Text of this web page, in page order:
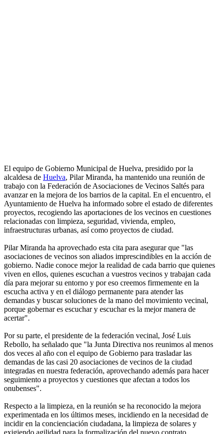
El equipo de Gobierno Municipal de Huelva, presidido por la
alcaldesa de Huelva, Pilar Miranda, ha mantenido una reunión de
trabajo con la Federación de Asociaciones de Vecinos Saltés para
avanzar en la mejora de los barrios de la capital. En el encuentro, el
Ayuntamiento de Huelva ha informado sobre el estado de diferentes
proyectos, recogiendo las aportaciones de los vecinos en cuestiones
relacionadas con limpieza, seguridad, vivienda, empleo,
infraestructuras urbanas, así como proyectos de ciudad.
Pilar Miranda ha aprovechado esta cita para asegurar que "las
asociaciones de vecinos son aliados imprescindibles en la acción de
gobierno. Nadie conoce mejor la realidad de cada barrio que quienes
viven en ellos, quienes escuchan a vuestros vecinos y trabajan cada
día para mejorar su entorno y por eso creemos firmemente en la
escucha activa y en el diálogo permanente para atender las
demandas y buscar soluciones de la mano del movimiento vecinal,
porque gobernar es escuchar y escuchar es la mejor manera de
acertar".
Por su parte, el presidente de la federación vecinal, José Luis
Rebollo, ha señalado que "la Junta Directiva nos reunimos al menos
dos veces al año con el equipo de Gobierno para trasladar las
demandas de las casi 20 asociaciones de vecinos de la ciudad
integradas en nuestra federación, aprovechando además para hacer
seguimiento a proyectos y cuestiones que afectan a todos los
onubenses".
Respecto a la limpieza, en la reunión se ha reconocido la mejora
experimentada en los últimos meses, incidiendo en la necesidad de
incidir en la concienciación ciudadana, la limpieza de solares y